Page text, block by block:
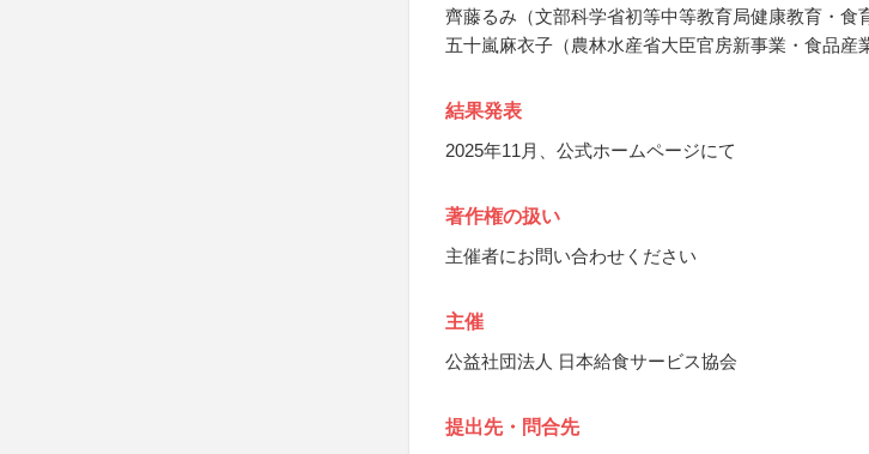
齊藤るみ（文部科学省初等中等教育局健康教育・食
五十嵐麻衣子（農林水産省大臣官房新事業・食品産
結果発表
2025年11月、公式ホームページにて
著作権の扱い
主催者にお問い合わせください
主催
公益社団法人 日本給食サービス協会
提出先・問合先